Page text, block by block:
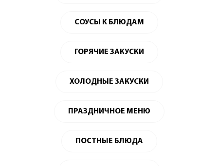
СОУСЫ К БЛЮДАМ
ГОРЯЧИЕ ЗАКУСКИ
ХОЛОДНЫЕ ЗАКУСКИ
ПРАЗДНИЧНОЕ МЕНЮ
ПОСТНЫЕ БЛЮДА